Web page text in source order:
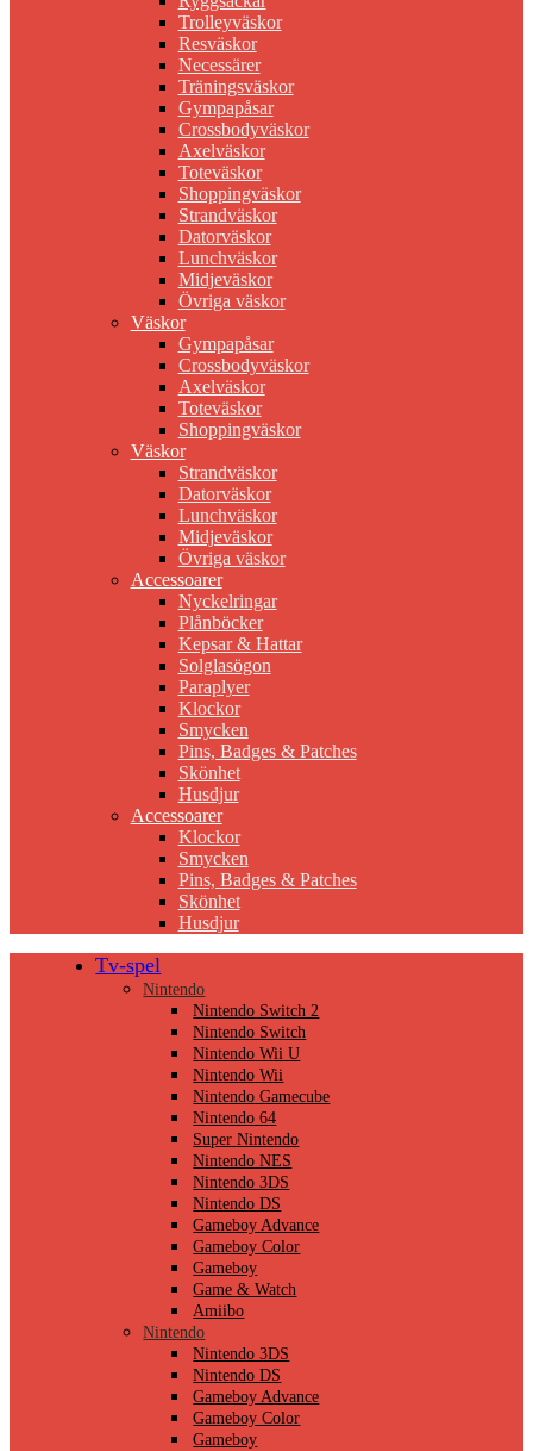
Trolleyväskor
Resväskor
Necessärer
Träningsväskor
Gympapåsar
Crossbodyväskor
Axelväskor
Toteväskor
Shoppingväskor
Strandväskor
Datorväskor
Lunchväskor
Midjeväskor
Övriga väskor
Väskor
Gympapåsar
Crossbodyväskor
Axelväskor
Toteväskor
Shoppingväskor
Väskor
Strandväskor
Datorväskor
Lunchväskor
Midjeväskor
Övriga väskor
Accessoarer
Nyckelringar
Plånböcker
Kepsar & Hattar
Solglasögon
Paraplyer
Klockor
Smycken
Pins, Badges & Patches
Skönhet
Husdjur
Accessoarer
Klockor
Smycken
Pins, Badges & Patches
Skönhet
Husdjur
Tv-spel
Nintendo
Nintendo Switch 2
Nintendo Switch
Nintendo Wii U
Nintendo Wii
Nintendo Gamecube
Nintendo 64
Super Nintendo
Nintendo NES
Nintendo 3DS
Nintendo DS
Gameboy Advance
Gameboy Color
Gameboy
Game & Watch
Amiibo
Nintendo
Nintendo 3DS
Nintendo DS
Gameboy Advance
Gameboy Color
Gameboy